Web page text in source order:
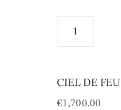
CIEL DE FEU
€1,700.00